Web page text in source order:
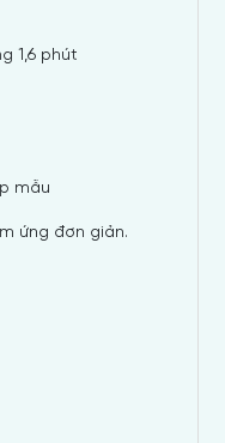
1,6 phút
mẫu
ứng đơn giản.